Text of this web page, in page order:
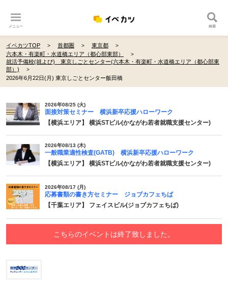
メニュー 検索
イベカツTOP 首都圏
東京都
六本木・有楽町・水道橋エリア（都心部東部）
就活予備校(就よび) 東京しごとセンター(六本木・有楽町・水道橋エリア（都心部東
部）)
2026年6月22日(月) 東京しごとセンター飯田橋
2026年08/25 (火)
面接対策セミナー 横浜新卒応援ハローワーク
【横浜エリア】 横浜STビル(かながわ若者就職支援センター)
2026年08/13 (木)
一般職業適性検査(GATB) 横浜新卒応援ハローワーク
【横浜エリア】 横浜STビル(かながわ若者就職支援センター)
2026年08/17 (月)
応募書類の書き方セミナー ジョブカフェちば
【千葉エリア】 フェイスビル(ジョブカフェちば)
こちらのイベントは終了致しました。